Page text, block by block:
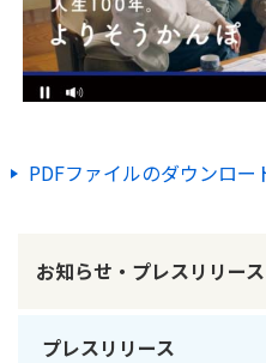
PDFファイルのダウンロ
お知らせ・プレスリリース
プレスリリース